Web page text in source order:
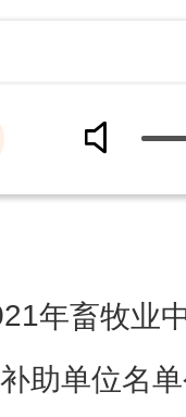
年畜牧业
助单位名